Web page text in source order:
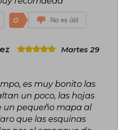
0 No es útil
Martes 29
es muy bonito las
un poco, las hojas
un pequeño mapa al
que las esquinas